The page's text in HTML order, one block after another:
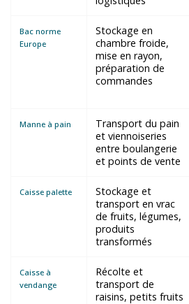
Bac norme
Europe
Stockage en
chambre froide,
mise en rayon,
préparation de
commandes
Manne à pain
Transport du pain
et viennoiseries
entre boulangerie
et points de vente
Caisse palette
Stockage et
transport en vrac
de fruits, légumes,
produits
transformés
Caisse à
vendange
Récolte et
transport de
raisins, petits fruits